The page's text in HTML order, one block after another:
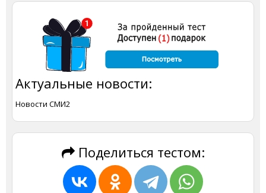
Актуальные новости:
Новости СМИ2
Поделиться тестом: